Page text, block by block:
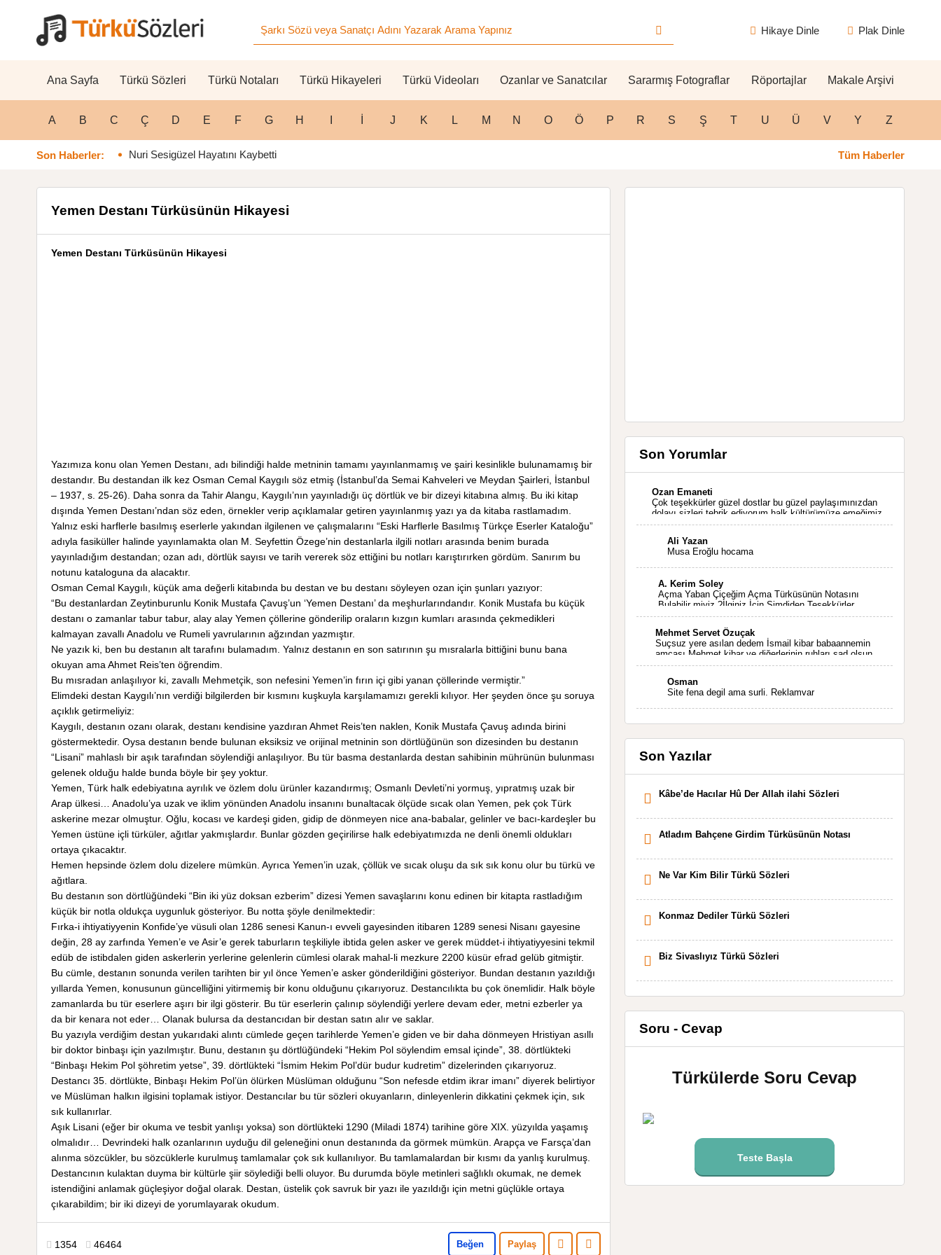
Hikaye Dinle Plak Dinle
Ana Sayfa Türkü Sözleri Türkü Notaları Türkü Hikayeleri Türkü Videoları Ozanlar ve Sanatcılar Sararmış Fotograflar Röportajlar Makale Arşivi
A B C Ç D E F G H J K L M N O Ö P R S Ş T U Ü V Y Z
Son Haberler: Nuri Sesigüzel Hayatını Kaybetti Tüm Haberler
Yemen Destanı Türküsünün Hikayesi
Yemen Destanı Türküsünün Hikayesi
Yazımıza konu olan Yemen Destanı, adı bilindiği halde metninin tamamı yayınlanmamış ve şairi kesinlikle bulunamamış bir
destandır. Bu destandan ilk kez Osman Cemal Kaygılı söz etmiş (İstanbul’da Semai Kahveleri ve Meydan Şairleri, İstanbul
– 1937, s. 25-26). Daha sonra da Tahir Alangu, Kaygılı’nın yayınladığı üç dörtlük ve bir dizeyi kitabına almış. Bu iki kitap
dışında Yemen Destanı’ndan söz eden, örnekler verip açıklamalar getiren yayınlanmış yazı ya da kitaba rastlamadım.
Yalnız eski harflerle basılmış eserlerle yakından ilgilenen ve çalışmalarını “Eski Harflerle Basılmış Türkçe Eserler Kataloğu”
adıyla fasiküller halinde yayınlamakta olan M. Seyfettin Özege’nin destanlarla ilgili notları arasında benim burada
yayınladığım destandan; ozan adı, dörtlük sayısı ve tarih vererek söz ettiğini bu notları karıştırırken gördüm. Sanırım bu
notunu kataloguna da alacaktır.
Osman Cemal Kaygılı, küçük ama değerli kitabında bu destan ve bu destanı söyleyen ozan için şunları yazıyor:
“Bu destanlardan Zeytinburunlu Konik Mustafa Çavuş’un ‘Yemen Destanı’ da meşhurlarındandır. Konik Mustafa bu küçük
destanı o zamanlar tabur tabur, alay alay Yemen çöllerine gönderilip oraların kızgın kumları arasında çekmedikleri
kalmayan zavallı Anadolu ve Rumeli yavrularının ağzından yazmıştır.
Ne yazık ki, ben bu destanın alt tarafını bulamadım. Yalnız destanın en son satırının şu mısralarla bittiğini bunu bana
okuyan ama Ahmet Reis’ten öğrendim.
Bu mısradan anlaşılıyor ki, zavallı Mehmetçik, son nefesini Yemen’in fırın içi gibi yanan çöllerinde vermiştir.”
Elimdeki destan Kaygılı’nın verdiği bilgilerden bir kısmını kuşkuyla karşılamamızı gerekli kılıyor. Her şeyden önce şu soruya
açıklık getirmeliyiz:
Kaygılı, destanın ozanı olarak, destanı kendisine yazdıran Ahmet Reis’ten naklen, Konik Mustafa Çavuş adında birini
göstermektedir. Oysa destanın bende bulunan eksiksiz ve orijinal metninin son dörtlüğünün son dizesinden bu destanın
“Lisani” mahlaslı bir aşık tarafından söylendiği anlaşılıyor. Bu tür basma destanlarda destan sahibinin mührünün bulunması
gelenek olduğu halde bunda böyle bir şey yoktur.
Yemen, Türk halk edebiyatına ayrılık ve özlem dolu ürünler kazandırmış; Osmanlı Devleti’ni yormuş, yıpratmış uzak bir
Arap ülkesi… Anadolu’ya uzak ve iklim yönünden Anadolu insanını bunaltacak ölçüde sıcak olan Yemen, pek çok Türk
askerine mezar olmuştur. Oğlu, kocası ve kardeşi giden, gidip de dönmeyen nice ana-babalar, gelinler ve bacı-kardeşler bu
Yemen üstüne içli türküler, ağıtlar yakmışlardır. Bunlar gözden geçirilirse halk edebiyatımızda ne denli önemli oldukları
ortaya çıkacaktır.
Hemen hepsinde özlem dolu dizelere mümkün. Ayrıca Yemen’in uzak, çöllük ve sıcak oluşu da sık sık konu olur bu türkü ve
ağıtlara.
Bu destanın son dörtlüğündeki “Bin iki yüz doksan ezberim” dizesi Yemen savaşlarını konu edinen bir kitapta rastladığım
küçük bir notla oldukça uygunluk gösteriyor. Bu notta şöyle denilmektedir:
Fırka-i ihtiyatiyyenin Konfide’ye vüsuli olan 1286 senesi Kanun-ı evveli gayesinden itibaren 1289 senesi Nisanı gayesine
değin, 28 ay zarfında Yemen’e ve Asir’e gerek taburların teşkiliyle ibtida gelen asker ve gerek müddet-i ihtiyatiyyesini tekmil
edüb de istibdalen giden askerlerin yerlerine gelenlerin cümlesi olarak mahal-li mezkure 2200 küsür efrad gelüb gitmiştir.
Bu cümle, destanın sonunda verilen tarihten bir yıl önce Yemen’e asker gönderildiğini gösteriyor. Bundan destanın yazıldığı
yıllarda Yemen, konusunun güncelliğini yitirmemiş bir konu olduğunu çıkarıyoruz. Destancılıkta bu çok önemlidir. Halk böyle
zamanlarda bu tür eserlere aşırı bir ilgi gösterir. Bu tür eserlerin çalınıp söylendiği yerlere devam eder, metni ezberler ya
da bir kenara not eder… Olanak bulursa da destancıdan bir destan satın alır ve saklar.
Bu yazıyla verdiğim destan yukarıdaki alıntı cümlede geçen tarihlerde Yemen’e giden ve bir daha dönmeyen Hristiyan asıllı
bir doktor binbaşı için yazılmıştır. Bunu, destanın şu dörtlüğündeki “Hekim Pol söylendim emsal içinde”, 38. dörtlükteki
“Binbaşı Hekim Pol şöhretim yetse”, 39. dörtlükteki “İsmim Hekim Pol’dür budur kudretim” dizelerinden çıkarıyoruz.
Destancı 35. dörtlükte, Binbaşı Hekim Pol’ün ölürken Müslüman olduğunu “Son nefesde etdim ikrar imanı” diyerek belirtiyor
ve Müslüman halkın ilgisini toplamak istiyor. Destancılar bu tür sözleri okuyanların, dinleyenlerin dikkatini çekmek için, sık
sık kullanırlar.
Aşık Lisani (eğer bir okuma ve tesbit yanlışı yoksa) son dörtlükteki 1290 (Miladi 1874) tarihine göre XIX. yüzyılda yaşamış
olmalıdır… Devrindeki halk ozanlarının uyduğu dil geleneğini onun destanında da görmek mümkün. Arapça ve Farsça’dan
alınma sözcükler, bu sözcüklerle kurulmuş tamlamalar çok sık kullanılıyor. Bu tamlamalardan bir kısmı da yanlış kurulmuş.
Destancının kulaktan duyma bir kültürle şiir söylediği belli oluyor. Bu durumda böyle metinleri sağlıklı okumak, ne demek
istendiğini anlamak güçleşiyor doğal olarak. Destan, üstelik çok savruk bir yazı ile yazıldığı için metni güçlükle ortaya
çıkarabildim; bir iki dizeyi de yorumlayarak okudum.
1354 46464 Beğen Paylaş
Son Yorumlar
Ozan Emaneti
Çok teşekkürler güzel dostlar bu güzel paylaşımınızdan
dolayı sizleri tebrik ediyorum halk kültürümüze emeğimiz
geçti ise ne mutlu bizlere sizlerin sayesinde türkülerimiz
Ali Yazan
Musa Eroğlu hocama
A. Kerim Soley
Açma Yaban Çiçeğim Açma Türküsünün Notasını
Bulabilir miyiz ?İlginiz İçin Şimdiden Teşekkürler.
Mehmet Servet Özuçak
Suçsuz yere asılan dedem İsmail kibar babaannemin
amcası Mehmet kibar ve diğerlerinin ruhları şad olsun.
Kahrolsun Cemal paşa
Osman
Site fena degil ama surli. Reklamvar
Son Yazılar
Kâbe’de Hacılar Hû Der Allah ilahi Sözleri
Atladım Bahçene Girdim Türküsünün Notası
Ne Var Kim Bilir Türkü Sözleri
Konmaz Dediler Türkü Sözleri
Biz Sivaslıyız Türkü Sözleri
Soru - Cevap
Türkülerde Soru Cevap
Teste Başla